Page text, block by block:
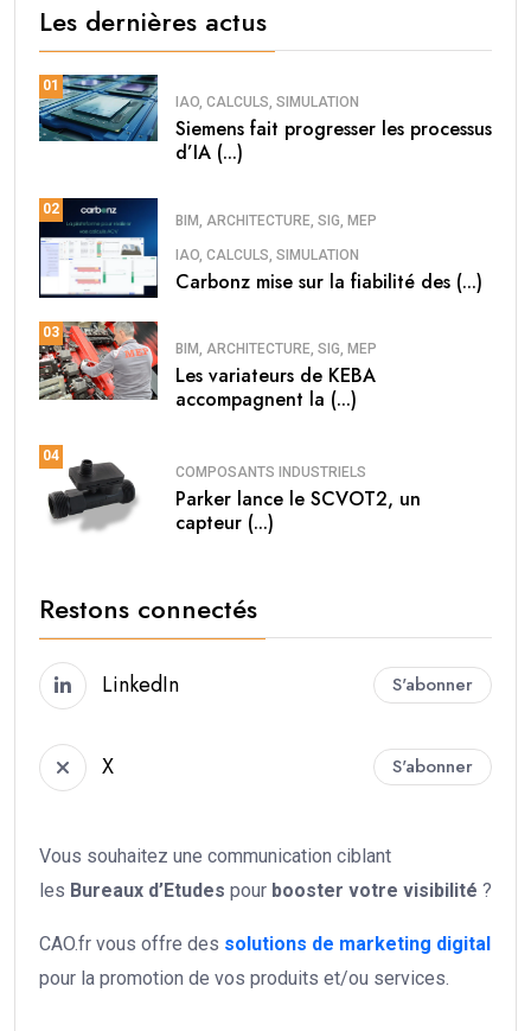
Les dernières actus
01
IAO, CALCULS, SIMULATION
Siemens fait progresser les processus
d’IA (...)
02
BIM, ARCHITECTURE, SIG, MEP
IAO, CALCULS, SIMULATION
Carbonz mise sur la fiabilité des (...)
03
BIM, ARCHITECTURE, SIG, MEP
Les variateurs de KEBA
accompagnent la (...)
04
COMPOSANTS INDUSTRIELS
Parker lance le SCVOT2, un
capteur (...)
Restons connectés
LinkedIn S'abonner
X S'abonner
Vous souhaitez une communication ciblant
les Bureaux d’Etudes pour booster votre visibilité ?
CAO.fr vous offre des solutions de marketing digital
pour la promotion de vos produits et/ou services.